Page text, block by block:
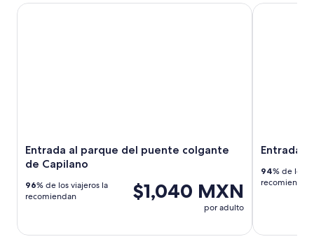
Entrada al parque del puente colgante
de Capilano
$1,040 MXN
por adulto
96% de los viajeros la
recomiendan
Entrada al parque del puente colgante de Capilano
Entrada
94% de los
recomiendan
Entrada